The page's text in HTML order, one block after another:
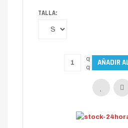
TALLA: